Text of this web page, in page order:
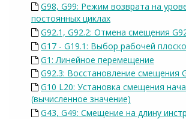
G98, G99: Режим возврата на
постоянных циклах
G92.1, G92.2: Отмена смещения
G17 - G19.1: Выбор рабочей
G1: Линейное перемещение
G92.3: Восстановление смещения
G10 L20: Установка смещения
(вычисленное значение)
G43, G49: Смещение на длину